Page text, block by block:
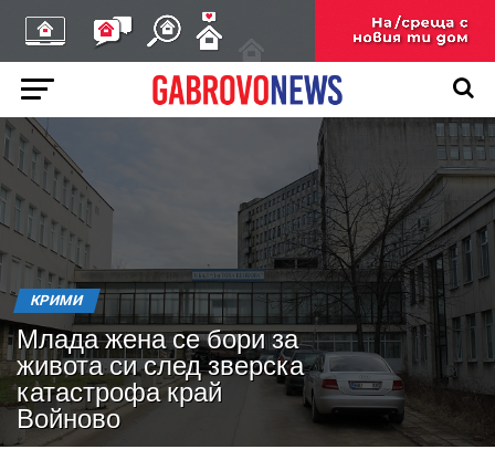
КРИМИ
Млада жена се бори за
живота си след зверска
катастрофа край
Войново